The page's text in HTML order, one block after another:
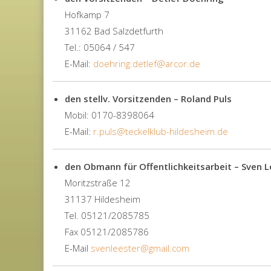
Hofkamp 7
31162 Bad Salzdetfurth
Tel.: 05064 / 547
E-Mail: doehring.detlef@arcor.de
den stellv. Vorsitzenden – Roland Puls
Mobil: 0170-8398064
E-Mail: r.puls@teckelklub-hildesheim.de
den Obmann für Offentlichkeitsarbeit – Sven
Moritzstraße 12
31137 Hildesheim
Tel. 05121/2085785
Fax 05121/2085786
E-Mail svenleester@gmail.com